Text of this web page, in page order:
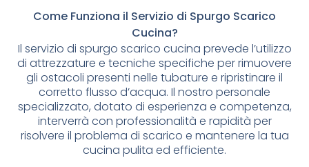
Come Funziona il Servizio di Spurgo Scarico
Cucina?
Il servizio di spurgo scarico cucina prevede l’utilizzo
di attrezzature e tecniche specifiche per rimuovere
gli ostacoli presenti nelle tubature e ripristinare il
corretto flusso d’acqua. Il nostro personale
specializzato, dotato di esperienza e competenza,
interverrà con professionalità e rapidità per
risolvere il problema di scarico e mantenere la tua
cucina pulita ed efficiente.